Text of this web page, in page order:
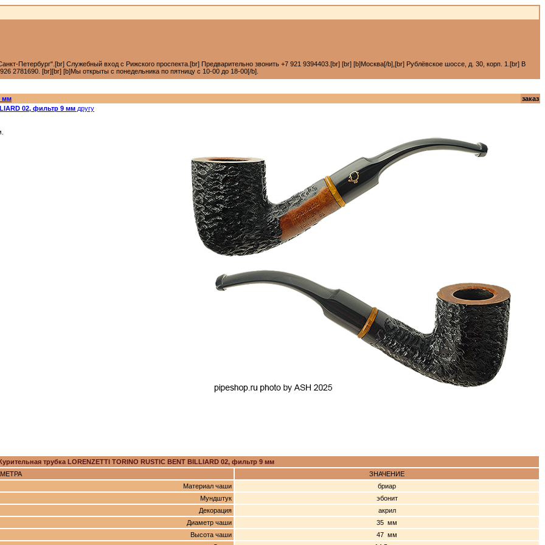
Петербург".[br] Служебный вход с Рижского проспекта.[br] Предварительно звонить +7 921 9394403.[br] [br] [b]Москва[/b],[br] Рублёвское шоссе, д. 30, корп. 1.[br] В
2781690. [br][br] [b]Мы открыты с понедельника по пятницу с 10-00 до 18-00[/b].
мм
заказ
02, фильтр 9 мм другу
трубка LORENZETTI TORINO RUSTIC BENT BILLIARD 02, фильтр 9 мм
ЗНАЧЕНИЕ
Материал чаши
бриар
Мундштук
эбонит
Декорация
акрил
Диаметр чаши
35 мм
Высота чаши
47 мм